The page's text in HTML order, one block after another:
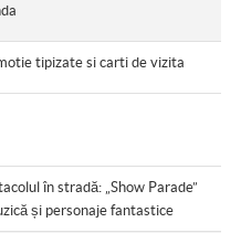
tipizate si carti de vizita
în stradă: „Show Parade”
și personaje fantastice